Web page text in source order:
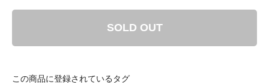
SOLD OUT
この商品に登録されているタグ